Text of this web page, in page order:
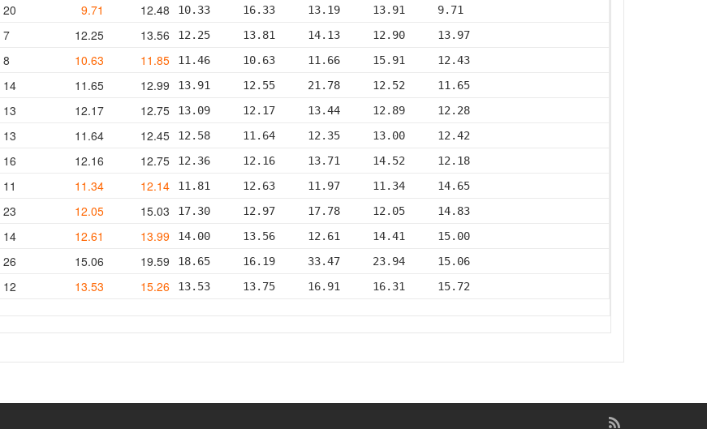
20 9.71 12.48 10.33     16.33     13.19     13.91     9.71
7 12.25 13.56 12.25     13.81     14.13     12.90     13.97
8 10.63 11.85 11.46     10.63     11.66     15.91     12.43
14 11.65 12.99 13.91     12.55     21.78     12.52     11.65
13 12.17 12.75 13.09     12.17     13.44     12.89     12.28
13 11.64 12.45 12.58     11.64     12.35     13.00     12.42
16 12.16 12.75 12.36     12.16     13.71     14.52     12.18
11 11.34 12.14 11.81     12.63     11.97     11.34     14.65
23 12.05 15.03 17.30     12.97     17.78     12.05     14.83
14 12.61 13.99 14.00     13.56     12.61     14.41     15.00
26 15.06 19.59 18.65     16.19     33.47     23.94     15.06
12 13.53 15.26 13.53     13.75     16.91     16.31     15.72